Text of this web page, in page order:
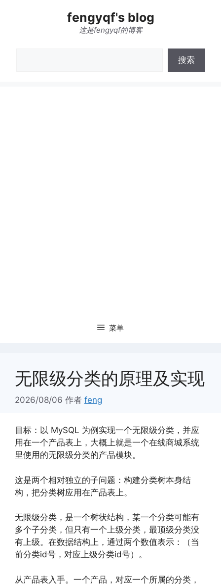
fengyqf's blog
这是fengyqf的博客
搜索
菜单
无限级分类的原理及实现
2026/08/06 作者 feng
目标：以 MySQL 为例实现一个无限级分类，并应
用在一个产品表上，大概上就是一个在线商城系统
里使用的无限级分类的产品模块。
这是两个相对独立的子问题：构建分类树本身结
构，把分类树应用在产品表上。
无限级分类，是一个树状结构，某一个分类可能有
多个子分类，但只有一个上级分类，最顶级分类没
有上级。在数据结构上，通过两个数值表示：（当
前分类id号，对应上级分类id号）。
从产品表入手。一个产品，对应一个所属的分类，